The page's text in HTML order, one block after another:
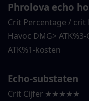
Phrolova echo
Crit Percentage / crit
Havoc DMG> ATK%3-
ATK%1-kosten
Echo-substaten
Crit Cijfer ★★★★★